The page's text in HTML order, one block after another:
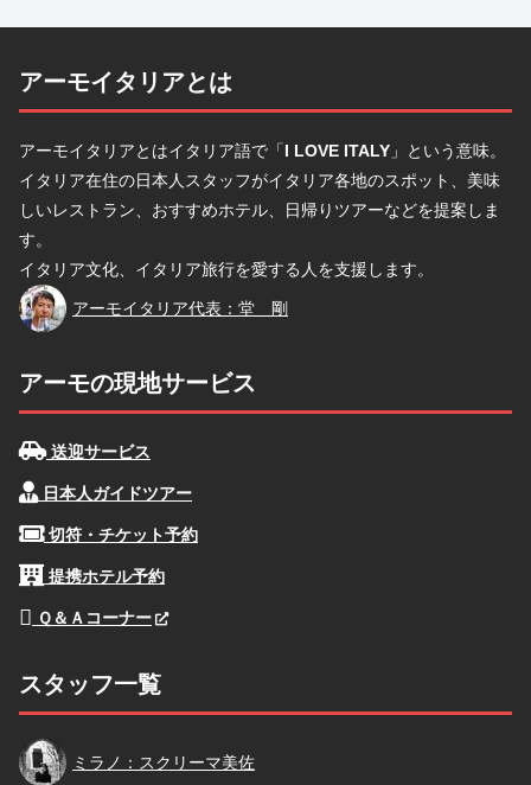
アーモイタリアとは
アーモイタリアとはイタリア語で「I LOVE ITALY 」という意味。
イタリア在住の日本人スタッフがイタリア各地のスポット、美味
しいレストラン、おすすめホテル、日帰りツアーなどを提案しま
す。
イタリア文化、イタリア旅行を愛する人を支援します。
堂
アーモイタリア代表：堂 剛
アーモの現地サービス
送迎サービス
日本人ガイドツアー
切符・チケット予約
提携ホテル予約
Ｑ＆Ａコーナー
スタッフ一覧
スクリーマ
ミラノ：スクリーマ美佐